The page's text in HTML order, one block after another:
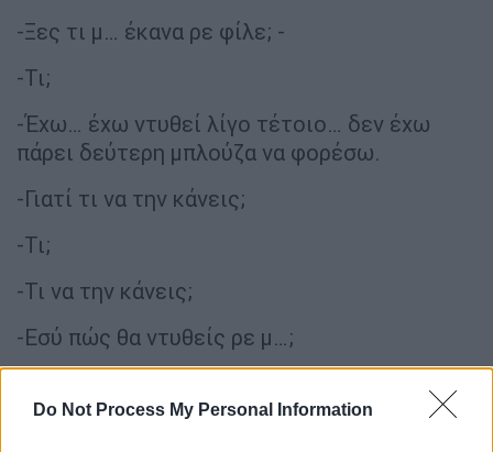
Do Not Process My Personal Information
-Ξες τι μ… έκανα ρε φίλε; -
-Τι;
-Έχω… έχω ντυθεί λίγο τέτοιο… δεν έχω
πάρει δεύτερη μπλούζα να φορέσω.
-Γιατί τι να την κάνεις;
-Τι;
-Τι να την κάνεις;
-Εσύ πώς θα ντυθείς ρε μ…;